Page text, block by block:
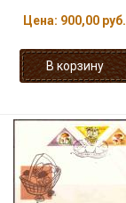
Цена: 900,00 руб.